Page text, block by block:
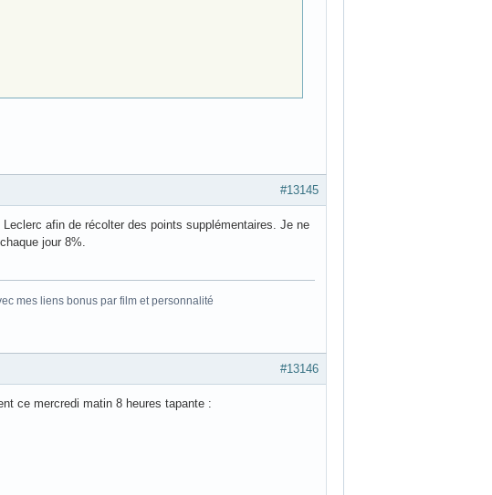
#13145
afin de récolter des points supplémentaires. Je ne
jour 8%.
mes liens bonus par film et personnalité
#13146
ce mercredi matin 8 heures tapante :